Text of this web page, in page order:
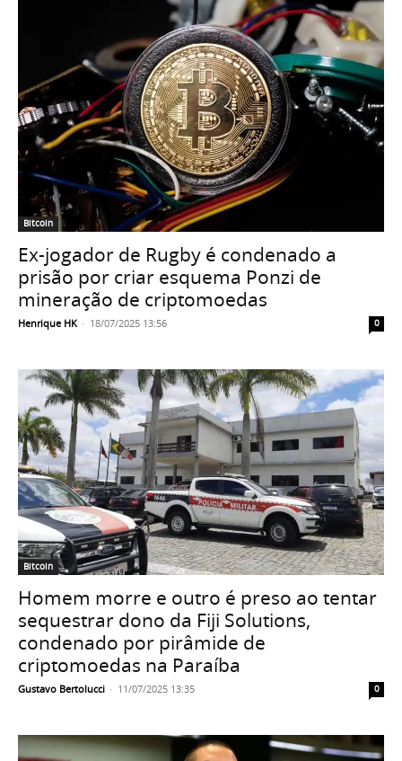
Bitcoin
Ex-jogador de Rugby é condenado a
prisão por criar esquema Ponzi de
mineração de criptomoedas
Henrique HK - 18/07/2025 13:56 0
Bitcoin
Homem morre e outro é preso ao tentar
sequestrar dono da Fiji Solutions,
condenado por pirâmide de
criptomoedas na Paraíba
Gustavo Bertolucci - 11/07/2025 13:35 0